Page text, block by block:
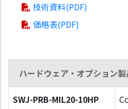
技術資料(PDF)
価格表(PDF)
ハードウェア・オプション製
SWJ-PRB-MIL20-10HP